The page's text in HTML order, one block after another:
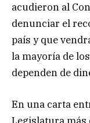
acudieron al
denunciar el
país y que
la mayoría de
dependen de
En una carta